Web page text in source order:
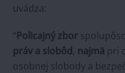
uvádza:
“Policajný zbor
práv a slobôd, najmä pri
osobnej slobody a